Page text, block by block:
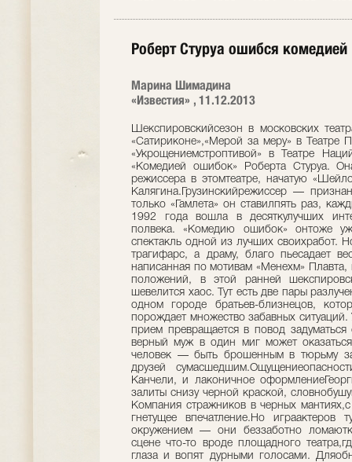
Роберт Стуруа ошибся комедией
Марина Шимадина
«Известия» , 11.12.2013
Шекспировскийсезон в московских
«Сатириконе»,«Мерой за меру» в Театре
«Укрощениемстроптивой» в Театре
«Комедией ошибок» Роберта Стуруа.
режиссера в этомтеатре, начатую
Калягина.Грузинскийрежиссер —
только «Гамлета» он ставилпять раз,
1992 года вошла в десяткулучших
полвека. «Комедию ошибок» онтоже
спектакль одной из лучших своихработ.
трагифарс, а драму, благо пьесадает
написанная по мотивам «Менехм» Плавта,
положений, в этой ранней
шевелится хаос. Тут есть две пары
одном городе братьев-близнецов,
порождает множество забавных
прием превращается в повод задуматься
верный муж в один миг может
человек — быть брошенным в тюрьму
друзей
Канчели, и лаконичное
залиты снизу черной краской,
Компания стражников в черных
гнетущее впечатление.Но
окружением — они беззаботно
сцене что-то вроде площадного
глаза и вопят дурными голосами.